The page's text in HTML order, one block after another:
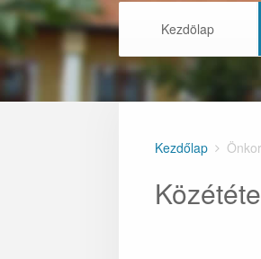
Kezdölap
Kezdőlap